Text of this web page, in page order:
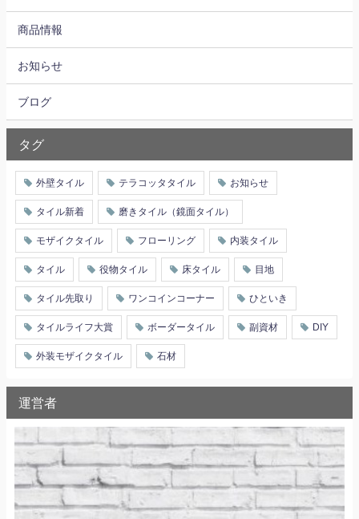
商品情報
お知らせ
ブログ
タグ
外壁タイル テラコッタタイル お知らせ
タイル新着 磨きタイル（鏡面タイル）
モザイクタイル フローリング 内装タイル
タイル 役物タイル 床タイル 目地
タイル先取り ワンコインコーナー ひといき
タイルライフ大賞 ボーダータイル 副資材 DIY
外装モザイクタイル 石材
運営者